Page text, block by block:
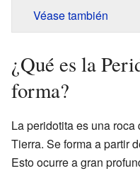
Véase también
¿Qué es la
forma?
La peridotita es una
Tierra. Se forma a partir
Esto ocurre a gran